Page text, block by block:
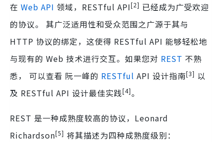
在 Web API 领域，RESTful API[2] 已经成为广受欢迎
的协议。 其广泛适用性和受众范围之广源于其与
HTTP 协议的绑定，这使得 RESTful API 能够轻松地
与现有的 Web 技术进行交互。如果您对 REST 不熟
悉， 可以查看 阮一峰的 RESTful API 设计指南[3] 以
及 RESTful API 设计最佳实践[4]。
REST 是一种成熟度较高的协议，Leonard
Richardson[5] 将其描述为四种成熟度级别：